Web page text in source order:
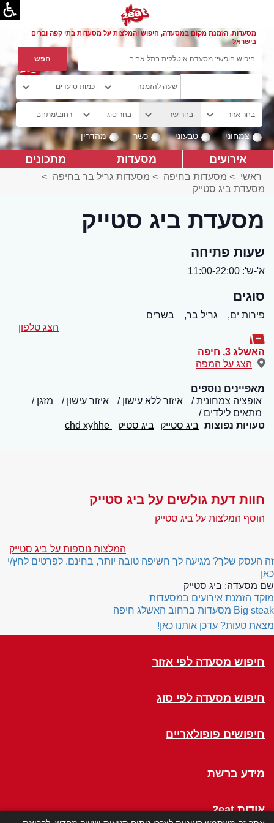
מסעדות, הזמנת מקום במסעדה, חיפוש והמלצות על מסעדות בתי קפה וברים
בישראל
צמחוני טבעוני כשר מהדרין
אירועים מסעדות מתכונים
ראשי > מסעדות בחיפה > מסעדות גריל בר בחיפה >
מסעדת ביג סטייק
מסעדת ביג סטייק
שעות פתיחה
א'-ש': 11:00-22:00
סוגים
פירות ים, גריל בר,
בשרים
הצג טלפון
האשלג 3 , חיפה
הצג על המפה
מאפיינים נוספים
אופציה צמחונית
איזור ללא עישון איזור עישון
מזגן
מתאים לילדים
טעויות נפוצות ביג סטייק ביג סטיק
חוות דעת גולשים על ביג סטייק
הוסף המלצות על ביג סטייק
המלצות נוספות על ביג סטייק
זה העסק שלך? מגיעה לך חשיפה טובה יותר, בחינם. לפרטים לחץ/י
כאן
שם מסעדה: ביג סטייק
מוקד הזמנת אירועים במסעדות
Big steak מסעדות ברחוב האשלג חיפה
מצאת טעות? עדכן אותנו כאן!
חיפוש מסעדה לפי אזור
חיפוש מסעדה לפי סוג
חיפושים פופולאריים
מידע ברשת
אודות 2eat